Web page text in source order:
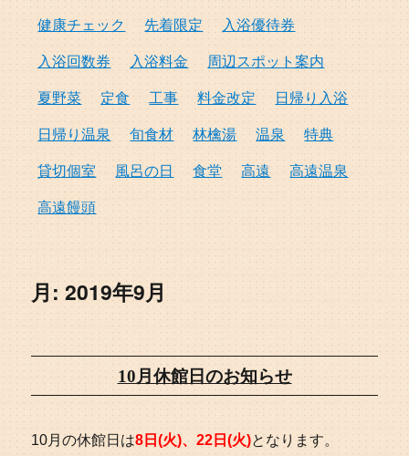
健康チェック
先着限定
入浴優待券
入浴回数券
入浴料金
周辺スポット案内
夏野菜
定食 工事 料金改定
日帰り入浴
日帰り温泉
旬食材 林檎湯 温泉
特典
貸切個室
風呂の日 食堂 高遠
高遠温泉
高遠饅頭
月:2019年9月
10月休館日のお知らせ
10月の休館日は8日(火)、22日(火)となります。